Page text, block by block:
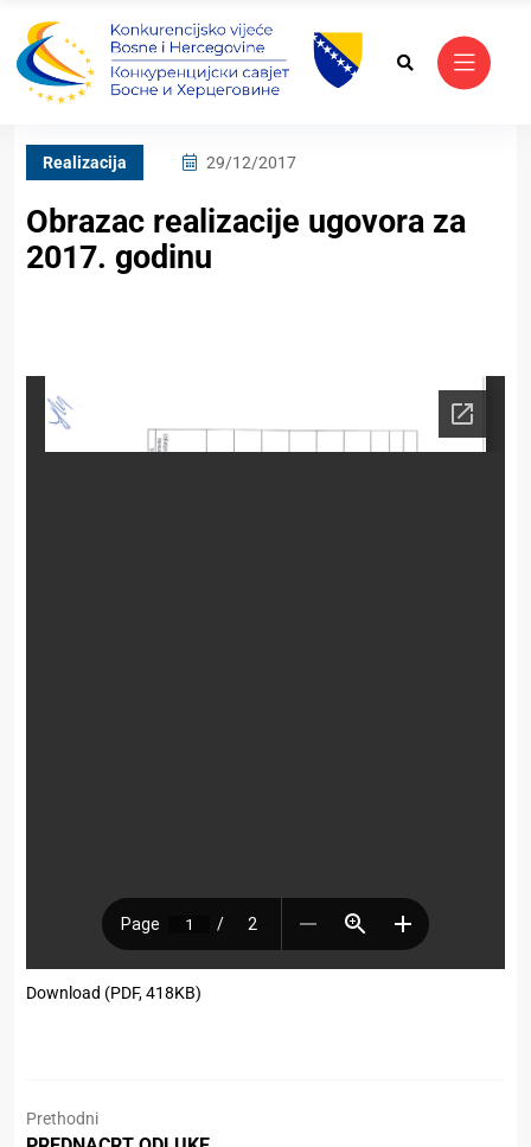
Realizacija 29/12/2017
Obrazac realizacije ugovora za
2017. godinu
Download (PDF, 418KB)
Prethodni